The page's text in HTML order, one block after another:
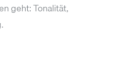
geht: Tonalität,